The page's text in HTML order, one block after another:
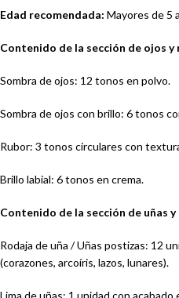
Edad recomendada: Mayores de 5
Contenido de la sección de ojos
Sombra de ojos: 12 tonos en polvo.
Sombra de ojos con brillo: 6 tonos
Rubor: 3 tonos circulares con
Brillo labial: 6 tonos en crema.
Contenido de la sección de uñas y
Rodaja de uña / Uñas postizas: 12
(corazones, arcoíris, lazos, lunares).